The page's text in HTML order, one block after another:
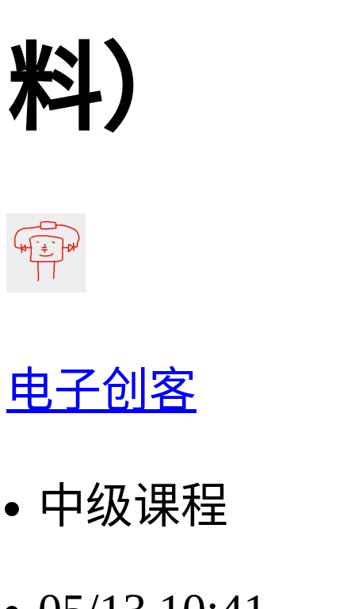
料）
电子创客
中级课程